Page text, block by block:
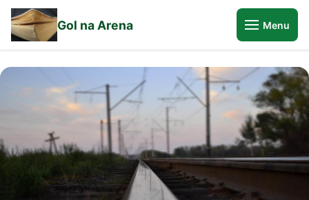
Gol na Arena Menu